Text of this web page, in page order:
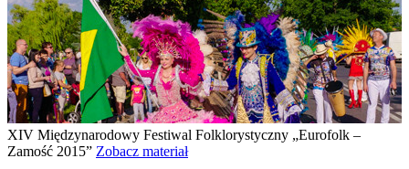
XIV Międzynarodowy Festiwal Folklorystyczny „Eurofolk –
Zamość 2015” Zobacz materiał